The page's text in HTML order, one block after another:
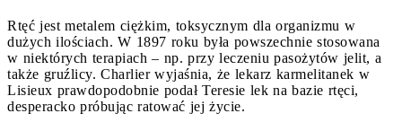
Rtęć jest metalem ciężkim, toksycznym dla organizmu w
dużych ilościach. W 1897 roku była powszechnie stosowana
w niektórych terapiach – np. przy leczeniu pasożytów jelit, a
także gruźlicy. Charlier wyjaśnia, że lekarz karmelitanek w
Lisieux prawdopodobnie podał Teresie lek na bazie rtęci,
desperacko próbując ratować jej życie.